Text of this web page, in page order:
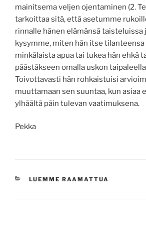
mainitsema veljen ojentaminen (2.
tarkoittaa sitä, että asetumme
rinnalle hänen elämänsä taisteluissa
kysymme, miten hän itse tilanteensa
minkälaista apua tai tukea hän ehkä
päästäkseen omalla uskon
Toivottavasti hän rohkaistuisi
muuttamaan sen suuntaa, kun asiaa
ylhäältä päin tulevan vaatimuksena.
Pekka
KATEGORIAT
LUEMME RAAMATTUA